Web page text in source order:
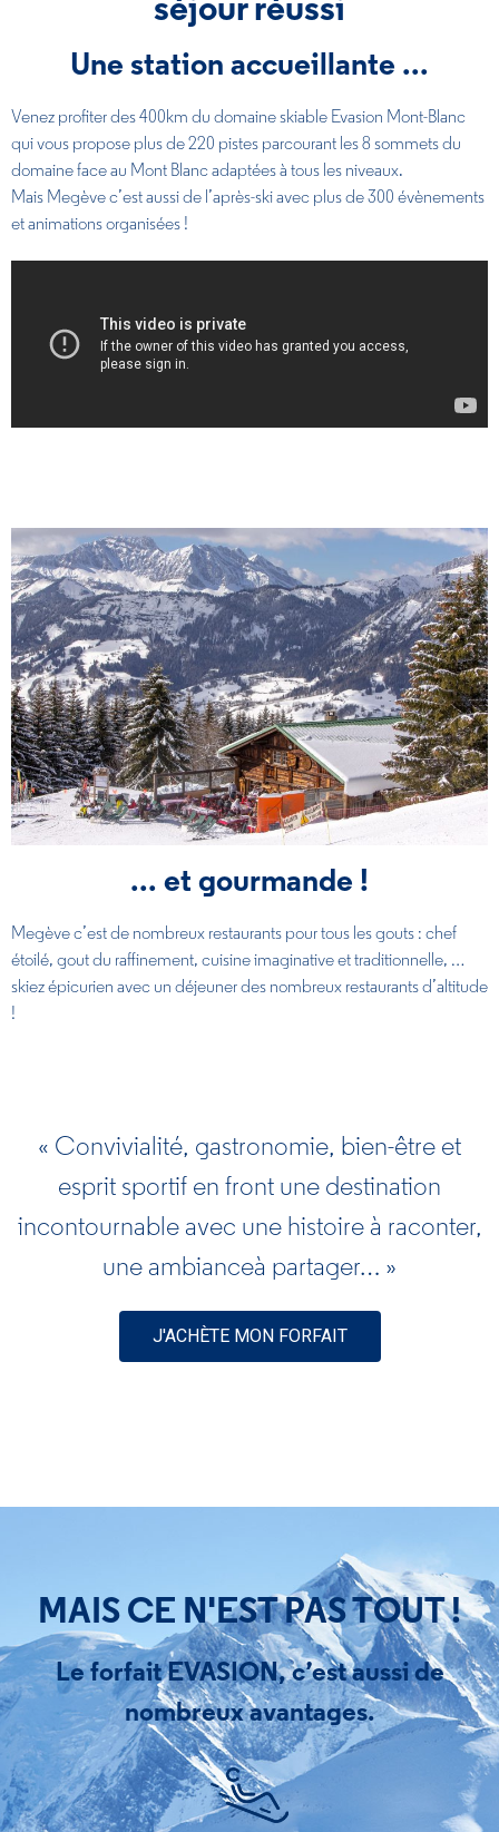
séjour réussi
Une station accueillante ...
Venez profiter des 400km du domaine skiable Evasion Mont-Blanc
qui vous propose plus de 220 pistes parcourant les 8 sommets du
domaine face au Mont Blanc adaptées à tous les niveaux.
Mais Megève c’est aussi de l’après-ski avec plus de 300 évènements
et animations organisées !
... et gourmande !
Megève c’est de nombreux restaurants pour tous les gouts : chef
étoilé, gout du raffinement, cuisine imaginative et traditionnelle, …
skiez épicurien avec un déjeuner des nombreux restaurants d’altitude
!
« Convivialité, gastronomie, bien-être et
esprit sportif en front une destination
incontournable avec une histoire à raconter,
une ambianceà partager… »
J'ACHÈTE MON FORFAIT
MAIS CE N'EST PAS TOUT !
Le forfait EVASION, c’est aussi de
nombreux avantages.